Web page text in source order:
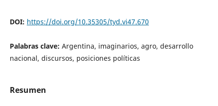
DOI: https://doi.org/10.35305/tyd.vi47.670
Palabras clave: Argentina, imaginarios, agro, desarrollo
nacional, discursos, posiciones políticas
Resumen